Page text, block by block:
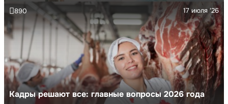
Кадры решают все: главные вопросы 2026 года
17 июля '26
890